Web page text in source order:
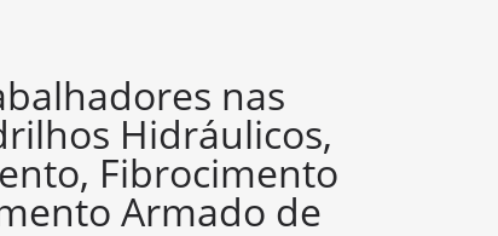
nas
Hidráulicos,
Fibrocimento
Armado de